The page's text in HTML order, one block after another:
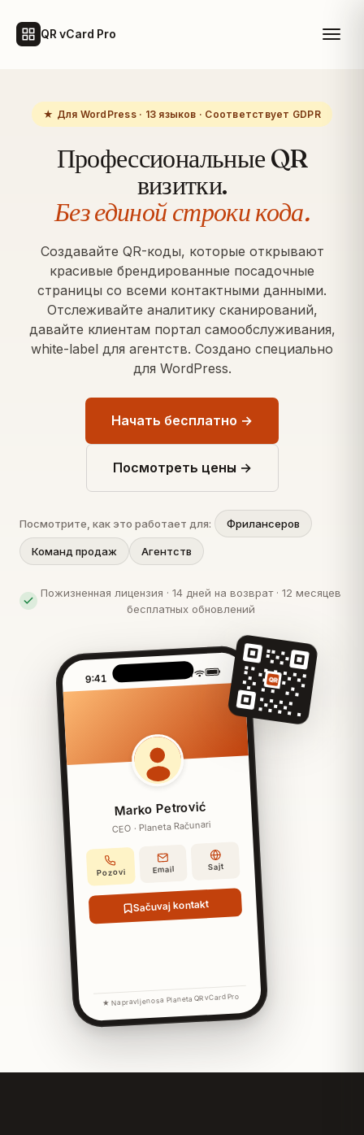
QR vCard Pro
★ Для WordPress · 13 языков · Соответствует GDPR
Профессиональные QR
визитки.
Без единой строки кода.
Создавайте QR-коды, которые открывают
красивые брендированные посадочные
страницы со всеми контактными данными.
Отслеживайте аналитику сканирований,
давайте клиентам портал самообслуживания,
white-label для агентств. Создано специально
для WordPress.
Начать бесплатно →
Посмотреть цены →
Посмотрите, как это работает для: Фрилансеров
Команд продаж Агентств
Пожизненная лицензия · 14 дней на возврат · 12 месяцев
бесплатных обновлений
QR
9:41
Marko Petrović
CEO · Planeta Računari
Pozovi Email Sajt
Sačuvaj kontakt
★ Napravljeno sa Planeta QR vCard Pro